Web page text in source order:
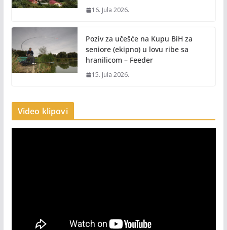
16. Jula 2026.
Poziv za učešće na Kupu BiH za
seniore (ekipno) u lovu ribe sa
hranilicom – Feeder
15. Jula 2026.
Video klipovi